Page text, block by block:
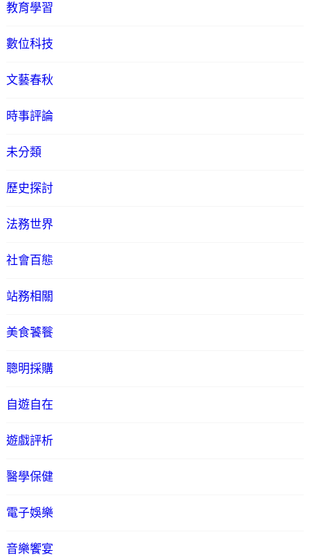
教育學習
數位科技
文藝春秋
時事評論
未分類
歷史探討
法務世界
社會百態
站務相關
美食饕餮
聰明採購
自遊自在
遊戲評析
醫學保健
電子娛樂
音樂饗宴